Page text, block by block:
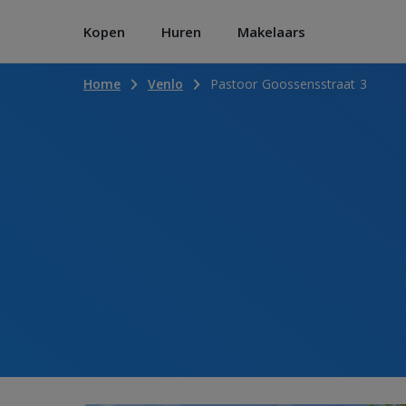
Kopen Huren Makelaars
Home Venlo Pastoor Goossensstraat 3